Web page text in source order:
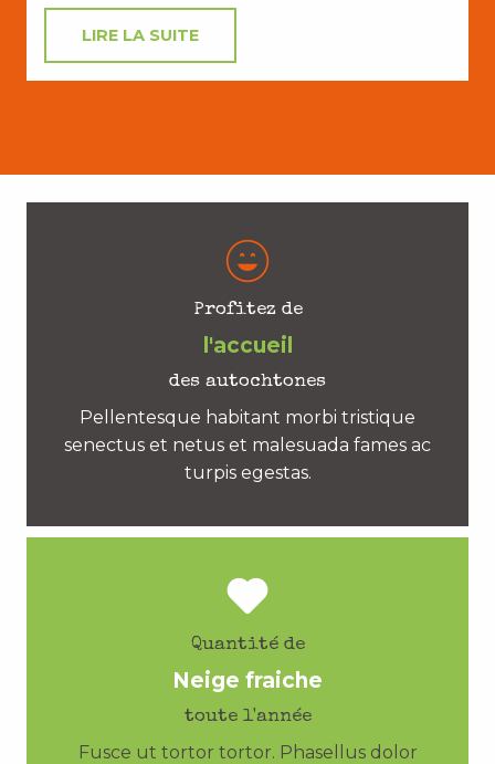
LIRE LA SUITE
Profitez de
l'accueil
des autochtones
Pellentesque habitant morbi tristique
senectus et netus et malesuada fames ac
turpis egestas.
Quantité de
Neige fraiche
toute l'année
Fusce ut tortor tortor. Phasellus dolor